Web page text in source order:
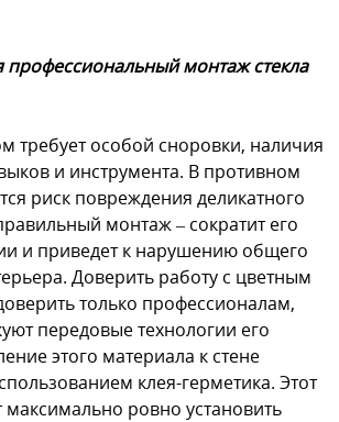
профессиональный монтаж стекла
требует особой сноровки, наличия
и инструмента. В противном
риск повреждения деликатного
монтаж – сократит его
и приведет к нарушению общего
Доверить работу с цветным
только профессионалам,
передовые технологии его
этого материала к стене
клея-герметика. Этот
максимально ровно установить